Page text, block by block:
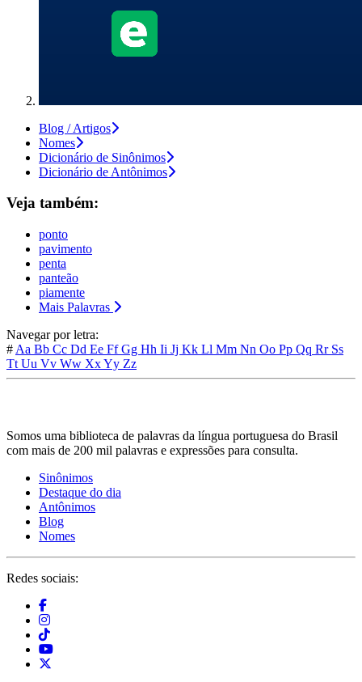
Blog / Artigos
Nomes
Dicionário de Sinônimos
Dicionário de Antônimos
Veja também:
ponto
pavimento
penta
panteão
piamente
Mais Palavras
Navegar por letra:
# Aa Bb Cc Dd Ee FfGg Hh Ii Jj Kk Ll Mm Nn Oo Pp Qq Rr Ss
Tt Uu Vv Ww XxYy Zz
Somos uma biblioteca de palavras da língua portuguesa do Brasil
com mais de 200 mil palavras e expressões para consulta.
Sinônimos
Destaque do dia
Antônimos
Blog
Nomes
Redes sociais: